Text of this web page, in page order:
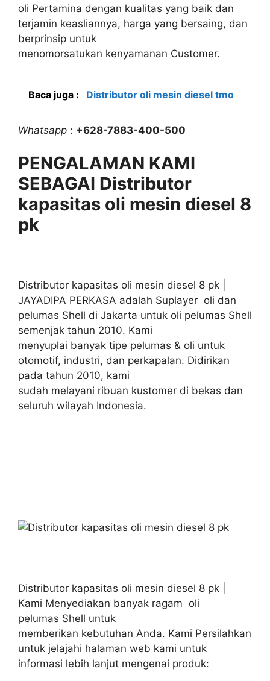
oli Pertamina dengan kualitas yang baik dan
terjamin keasliannya, harga yang bersaing, dan
berprinsip untuk
menomorsatukan kenyamanan Customer.
Baca juga : Distributor oli mesin diesel tmo
Whatsapp : +628-7883-400-500
PENGALAMAN KAMI
SEBAGAI Distributor
kapasitas oli mesin diesel 8
pk
Distributor kapasitas oli mesin diesel 8 pk |
JAYADIPA PERKASA adalah Suplayer oli dan
pelumas Shell di Jakarta untuk oli pelumas Shell
semenjak tahun 2010. Kami
menyuplai banyak tipe pelumas & oli untuk
otomotif, industri, dan perkapalan. Didirikan
pada tahun 2010, kami
sudah melayani ribuan kustomer di bekas dan
seluruh wilayah Indonesia.
Distributor kapasitas oli mesin diesel 8 pk |
Kami Menyediakan banyak ragam oli
pelumas Shell untuk
memberikan kebutuhan Anda. Kami Persilahkan
untuk jelajahi halaman web kami untuk
informasi lebih lanjut mengenai produk: